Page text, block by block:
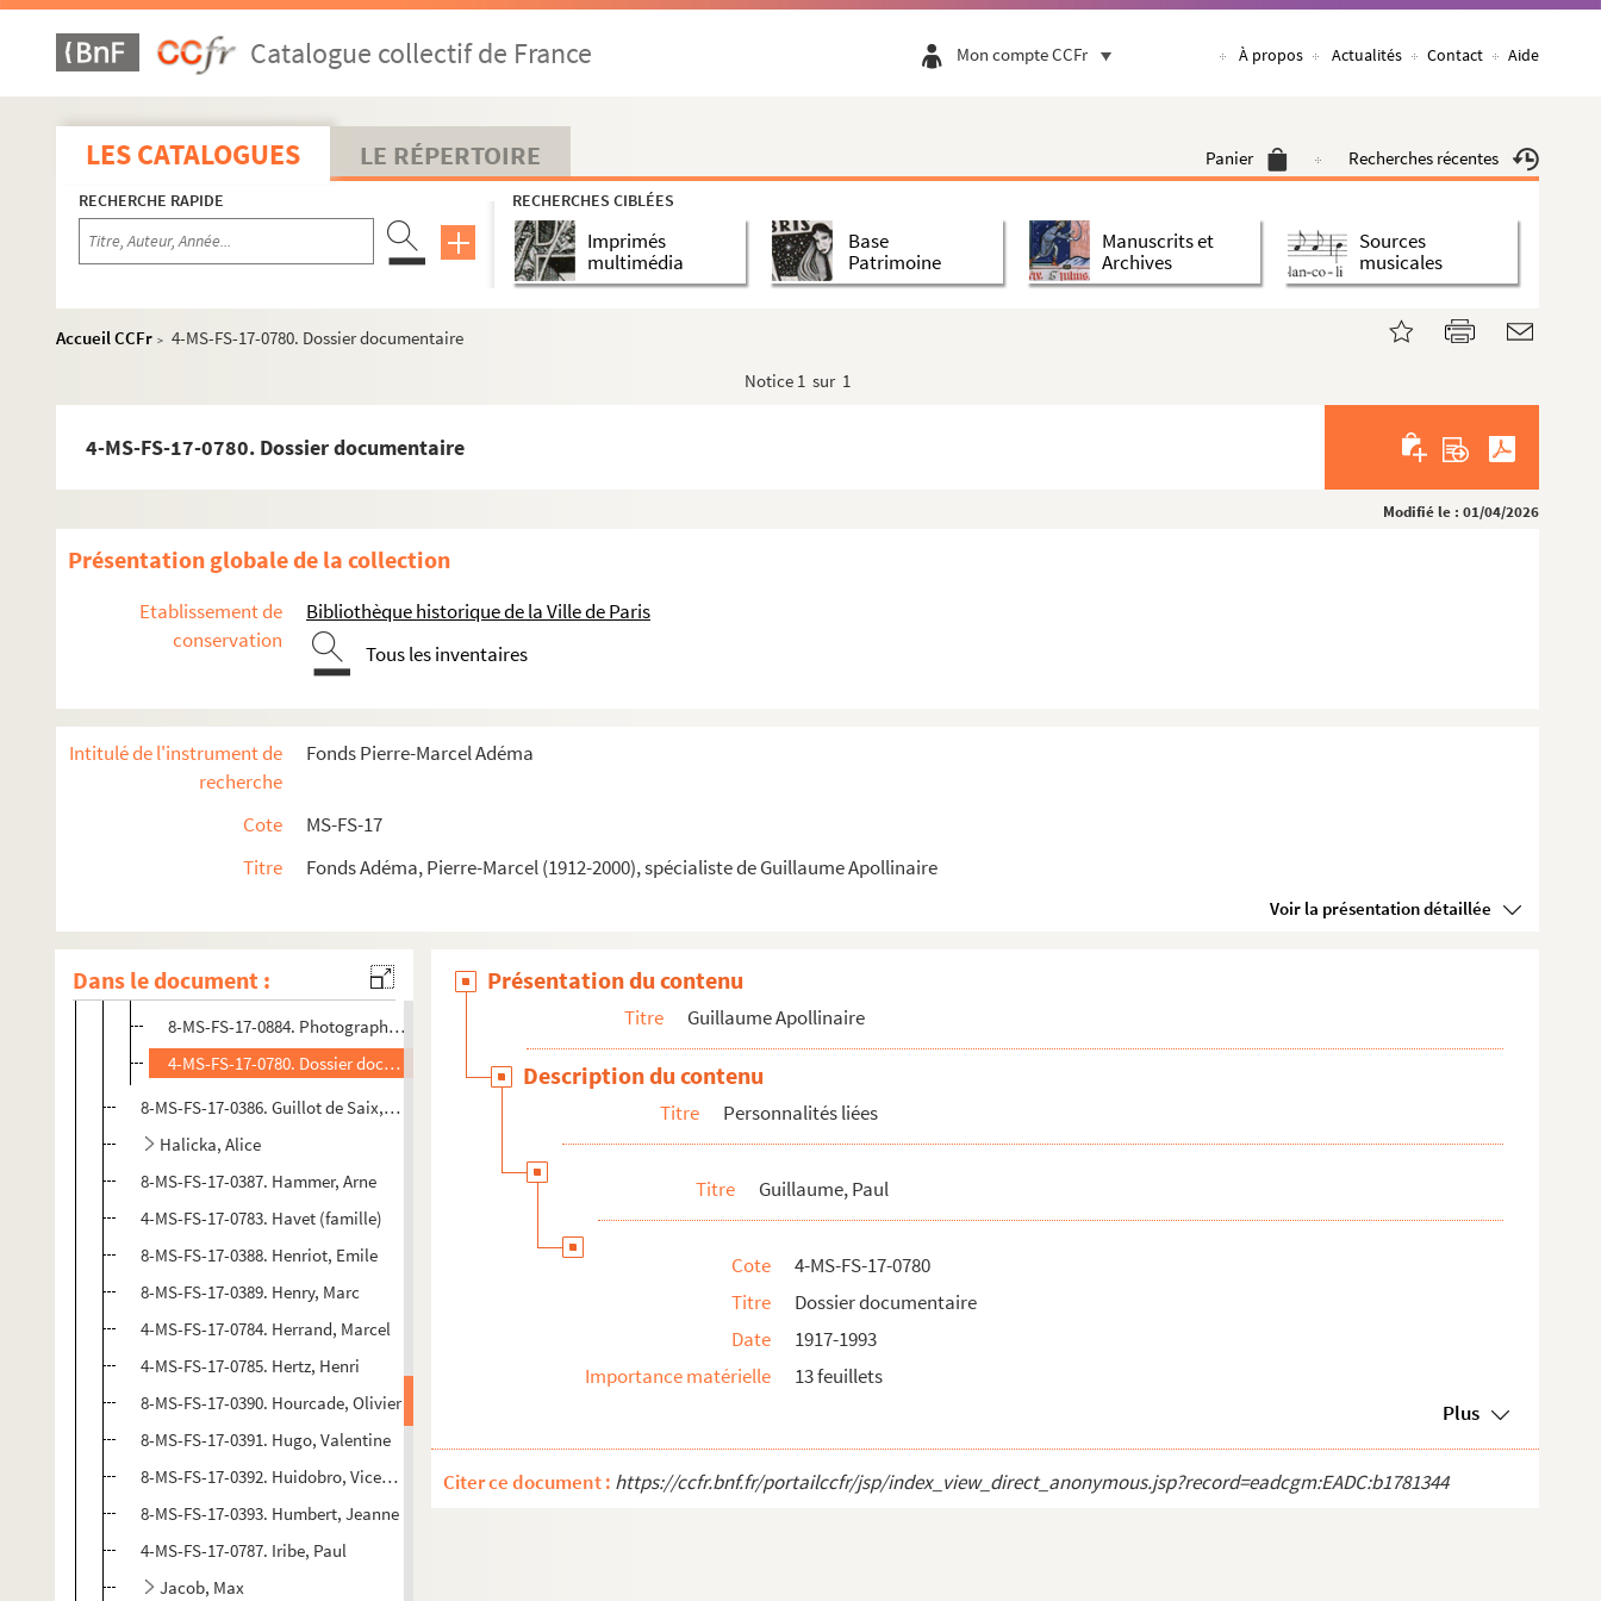
Catalogue collectif de France Mon compte CCFr À propos Actualités Contact Aide
LES CATALOGUES LE RÉPERTOIRE Panier Recherches récentes
RECHERCHE RAPIDE RECHERCHES CIBLÉES
Imprimés
multimédia
Base
Patrimoine
Manuscrits et
Archives
Sources
musicales
Accueil CCFr > 4-MS-FS-17-0780. Dossier documentaire
Notice 1 sur 1
4-MS-FS-17-0780. Dossier documentaire
Modifié le : 01/04/2026
Présentation globale de la collection
Etablissement de
conservation
Bibliothèque historique de la Ville de Paris
Tous les inventaires
Intitulé de l'instrument de
recherche
Fonds Pierre-Marcel Adéma
Cote
MS-FS-17
Titre
Fonds Adéma, Pierre-Marcel (1912-2000), spécialiste de Guillaume Apollinaire
Voir la présentation détaillée
Dans le document :
4-MS-FS-17-0761. Fournier, Gabriel
4-MS-FS-17-0762. Franconi, Gabriel-Tristan
Frick, Louis de Gonzague
4-MS-FS-17-0766. Friesz, Othon
Gabory, Georges
8-MS-FS-17-0374. Gallien, Antoine-Pierre
Gleizes, Albert
Golberg, Mécislas
4-MS-FS-17-0774. Goll, Yvan
4-MS-FS-17-0776. Gourmont, Rémy de
Grappe, Georges
Gregh, François-Didier
4-MS-FS-17-0778. Gris, Juan
Guillaume, Paul
8-MS-FS-17-0385. Paul Guillaume. Lettres à des destinataires non identifiés
8-MS-FS-17-0884. Photographe non identifié. Portrait de Paul Guillaume assis sur un lit
4-MS-FS-17-0780. Dossier documentaire
8-MS-FS-17-0386. Guillot de Saix, Léon
Halicka, Alice
8-MS-FS-17-0387. Hammer, Arne
4-MS-FS-17-0783. Havet (famille)
8-MS-FS-17-0388. Henriot, Emile
8-MS-FS-17-0389. Henry, Marc
4-MS-FS-17-0784. Herrand, Marcel
4-MS-FS-17-0785. Hertz, Henri
8-MS-FS-17-0390. Hourcade, Olivier
8-MS-FS-17-0391. Hugo, Valentine
8-MS-FS-17-0392. Huidobro, Vicente
8-MS-FS-17-0393. Humbert, Jeanne
4-MS-FS-17-0787. Iribe, Paul
Jacob, Max
Présentation du contenu
Titre Guillaume Apollinaire
Description du contenu
Titre Personnalités liées
Titre Guillaume, Paul
Cote
4-MS-FS-17-0780
Titre
Dossier documentaire
Date
1917-1993
Importance matérielle
13 feuillets
Plus
Citer ce document : https://ccfr.bnf.fr/portailccfr/jsp/index_view_direct_anonymous.jsp?record=eadcgm:EADC:b1781344